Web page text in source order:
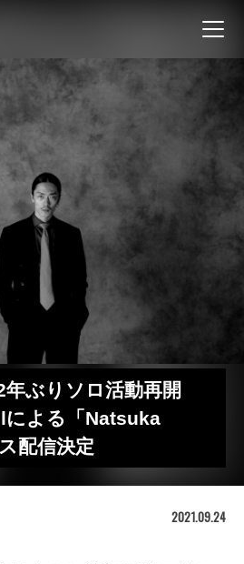
年ぶりソロ活動再開
よる「Natsuka
配信決定
2021.09.24